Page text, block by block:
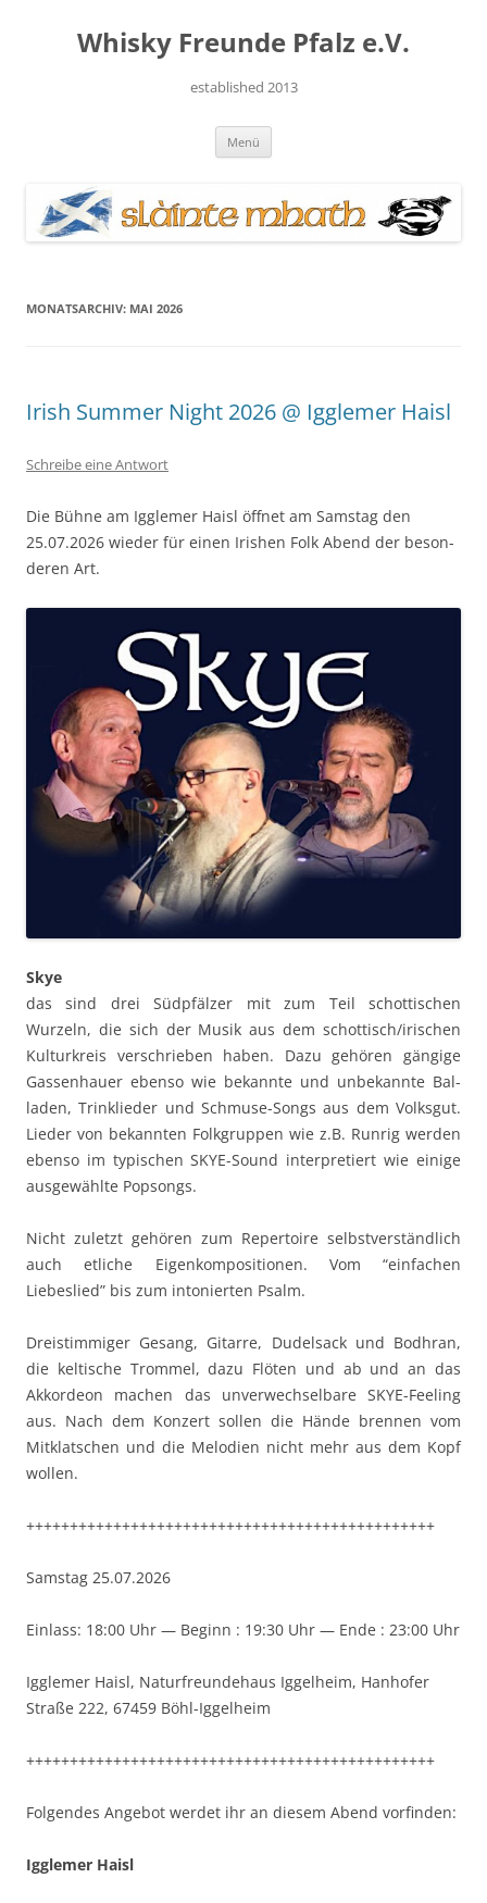
springenWhisky Freunde Pfalz e.V.
established 2013
Menü
MONATSARCHIV: MAI 2026
Irish Summer Night 2026 @ Igglemer Haisl
Schreibe eine Antwort
Die Bühne am Iggle­mer Haisl öffnet am Sam­stag den
25.07.2026 wieder für einen Irishen Folk Abend der beson­
deren Art.
Skye
das sind drei Südpfälz­er mit zum Teil schot­tis­chen
Wurzeln, die sich der Musik aus dem schottisch/irischen
Kul­turkreis ver­schrieben haben. Dazu gehören gängige
Gassen­hauer eben­so wie bekan­nte und unbekan­nte Bal­
laden, Trin­klieder und Schmuse-Songs aus dem Volksgut.
Lieder von bekan­nten Folk­grup­pen wie z.B. Run­rig wer­den
eben­so im typ­is­chen SKYE-Sound inter­pretiert wie einige
aus­gewählte Popsongs.
Nicht zulet­zt gehören zum Reper­toire selb­stver­ständlich
auch etliche Eigenkom­po­si­tio­nen. Vom “ein­fachen
Liebeslied” bis zum intonierten Psalm.
Dreis­tim­miger Gesang, Gitarre, Dudel­sack und Bodhran,
die keltische Trom­mel, dazu Flöten und ab und an das
Akko­rdeon machen das unver­wech­sel­bare SKYE-Feel­ing
aus. Nach dem Konz­ert sollen die Hände bren­nen vom
Mitk­latschen und die Melo­di­en nicht mehr aus dem Kopf
wollen.
+++++++++++++++++++++++++++++++++++++++++++++++
Sam­stag 25.07.2026
Ein­lass: 18:00 Uhr — Beginn : 19:30 Uhr — Ende : 23:00 Uhr
Iggle­mer Haisl, Naturfre­un­de­haus Iggel­heim, Han­hofer
Straße 222, 67459 Böhl-Iggelheim
+++++++++++++++++++++++++++++++++++++++++++++++
Fol­gen­des Ange­bot werdet ihr an diesem Abend vorfinden:
Iggle­mer Haisl